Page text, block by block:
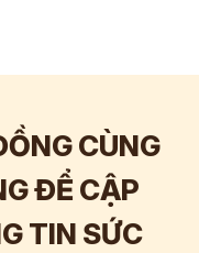
CÙNG
ĐỂ CẬP
TIN SỨC